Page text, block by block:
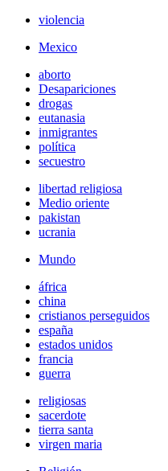
violencia
Mexico
aborto
Desapariciones
drogas
eutanasia
inmigrantes
política
secuestro
libertad religiosa
Medio oriente
pakistan
ucrania
Mundo
áfrica
china
cristianos perseguidos
españa
estados unidos
francia
guerra
religiosas
sacerdote
tierra santa
virgen maria